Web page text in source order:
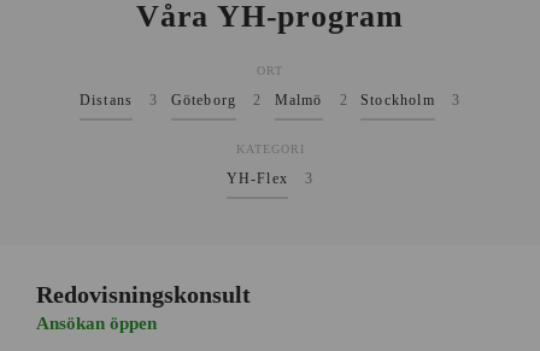
Våra YH-program
ORT
Distans 3 Göteborg 2 Malmö 2 Stockholm 3
KATEGORI
YH-Flex 3
Redovisningskonsult
Ansökan öppen